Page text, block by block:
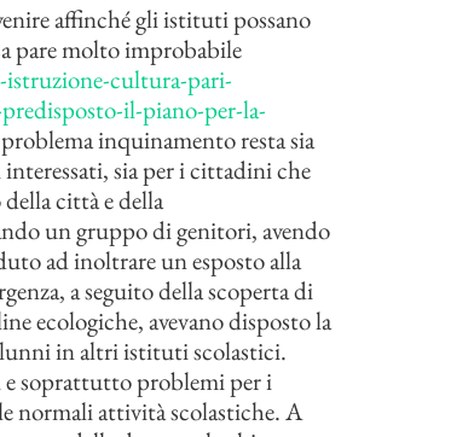
affinché gli istituti possano
pare molto improbabile
cultura-pari-
il-piano-per-la-
inquinamento resta sia
sia per i cittadini che
città e della
un gruppo di genitori, avendo
ad inoltrare un esposto alla
a seguito della scoperta di
ecologiche, avevano disposto la
in altri istituti scolastici.
soprattutto problemi per i
normali attività scolastiche. A